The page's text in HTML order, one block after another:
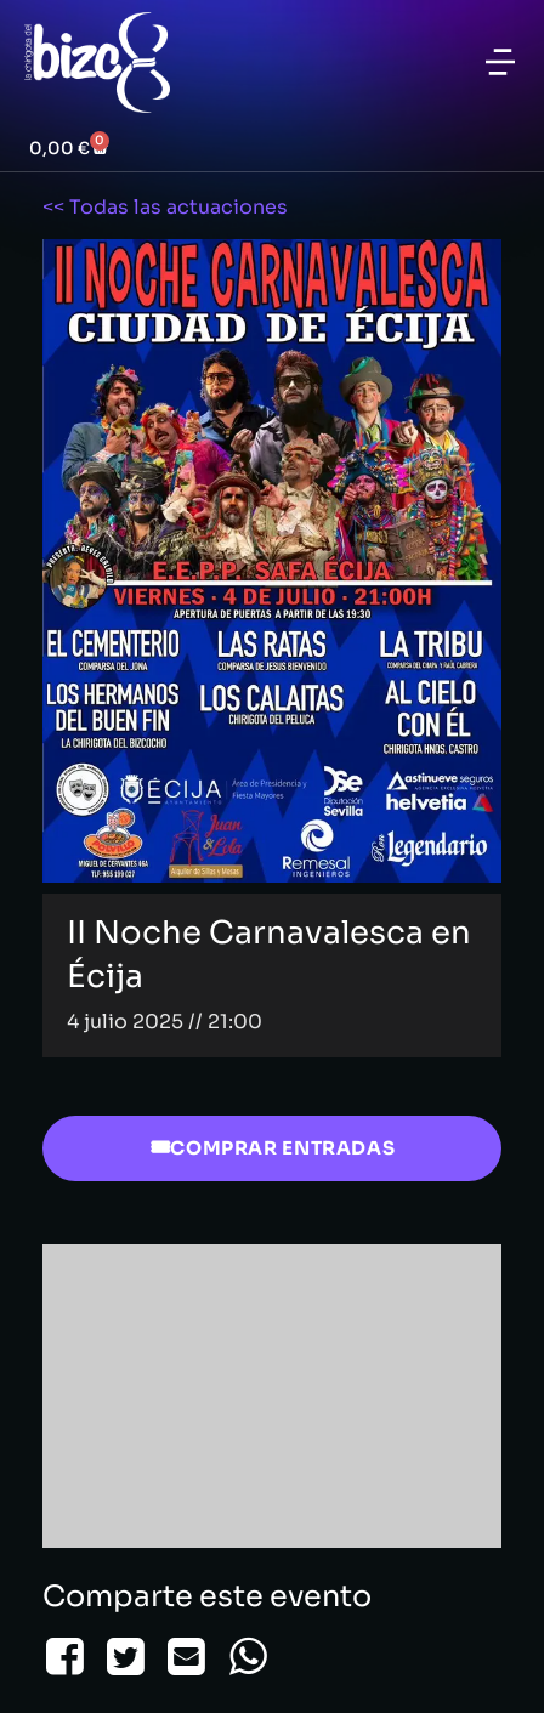
0,00 € 0
<< Todas las actuaciones
II Noche Carnavalesca en
Écija
4 julio 2025 // 21:00
COMPRAR ENTRADAS
Comparte este evento